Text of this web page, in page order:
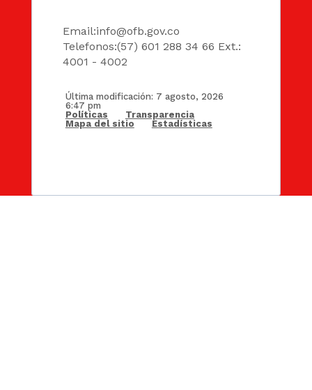
Email:info@ofb.gov.co
Telefonos:(57) 601 288 34 66 Ext.:
4001 - 4002
Última modificación: 7 agosto, 2026
6:47 pm
Políticas
Transparencia
Mapa del sitio
Estadísticas